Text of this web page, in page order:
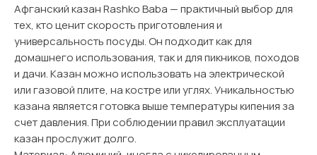
Афганский казан Rashko Baba — практичный выбор для
тех, кто ценит скорость приготовления и
универсальность посуды. Он подходит как для
домашнего использования, так и для пикников, походов
и дачи. Казан можно использовать на электрической
или газовой плите, на костре или углях. Уникальностью
казана является готовка выше температуры кипения за
счет давления. При соблюдении правил эксплуатации
казан прослужит долго.